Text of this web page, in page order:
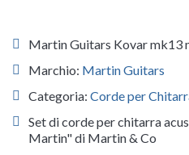
Martin Guitars Kovar mk13
Marchio: Martin Guitars
Categoria: Corde per
Set di corde per chitarra
Martin" di Martin & Co